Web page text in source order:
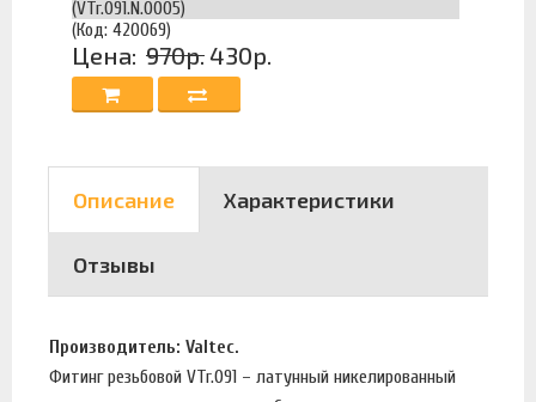
(VTr.091.N.0005)
(Код: 420069)
Цена: 970р. 430р.
Описание Характеристики
Отзывы
Производитель: Valtec.
Фитинг резьбовой VTr.091 – латунный никелированный